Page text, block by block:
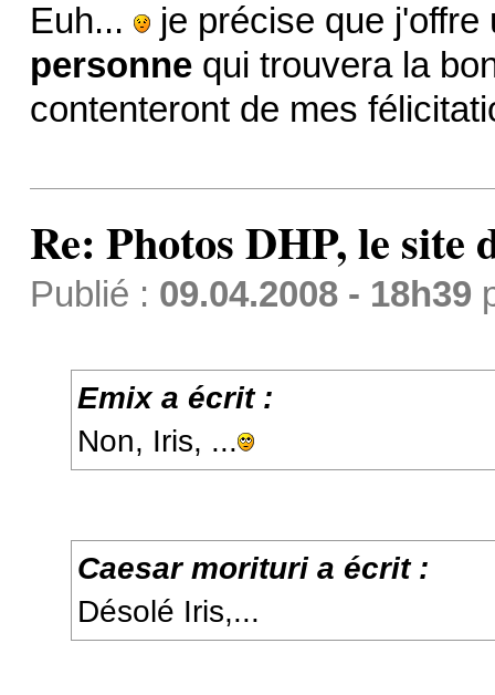
Euh...
je précise que j'offre
personne qui trouvera la
contenteront de mes
Re: Photos DHP, le site
Publié : 09.04.2008 - 18h39
Emix a écrit :
Non, Iris, ...
Caesar morituri a écrit :
Désolé Iris,...